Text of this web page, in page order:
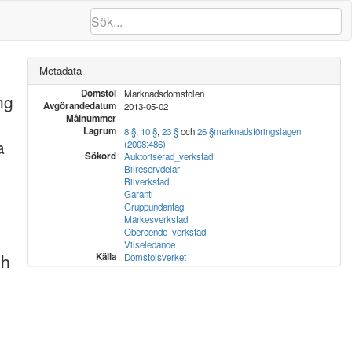
Metadata
Domstol Marknadsdomstolen
Avgörandedatum 2013-05-02
Målnummer
Lagrum
8 §, 10 §, 23 §och26 §marknadsföringslagen
(2008:486)
Sökord
Auktoriserad_verkstad
Bilreservdelar
Bilverkstad
Garanti
Gruppundantag
Märkesverkstad
Oberoende_verkstad
Vilseledande
Källa Domstolsverket